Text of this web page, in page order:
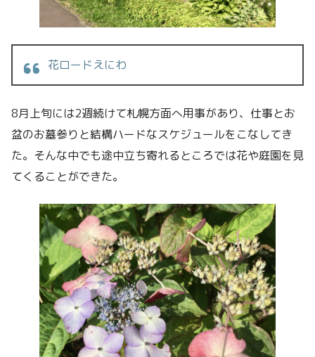
花ロードえにわ
8月上旬には2週続けて札幌方面へ用事があり、仕事とお
盆のお墓参りと結構ハードなスケジュールをこなしてき
た。そんな中でも途中立ち寄れるところでは花や庭園を見
てくることができた。